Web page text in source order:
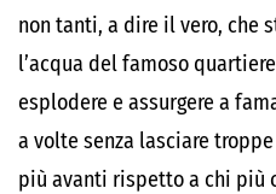
non tanti, a dire il vero, che
l’acqua del famoso
esplodere e assurgere a
a volte senza lasciare
più avanti rispetto a chi più